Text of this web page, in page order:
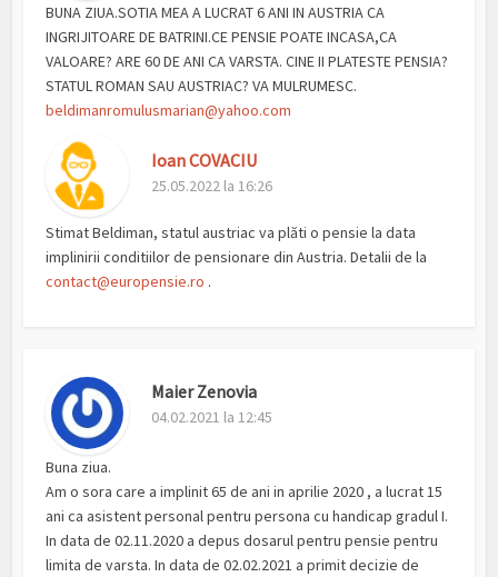
BUNA ZIUA.SOTIA MEA A LUCRAT 6 ANI IN AUSTRIA CA
INGRIJITOARE DE BATRINI.CE PENSIE POATE INCASA,CA
VALOARE? ARE 60 DE ANI CA VARSTA. CINE II PLATESTE PENSIA?
STATUL ROMAN SAU AUSTRIAC? VA MULRUMESC.
beldimanromulusmarian@yahoo.com
Ioan COVACIU
25.05.2022 la 16:26
Stimat Beldiman, statul austriac va plăti o pensie la data
implinirii conditiilor de pensionare din Austria. Detalii de la
contact@europensie.ro .
Maier Zenovia
04.02.2021 la 12:45
Buna ziua.
Am o sora care a implinit 65 de ani in aprilie 2020 , a lucrat 15
ani ca asistent personal pentru persona cu handicap gradul I.
In data de 02.11.2020 a depus dosarul pentru pensie pentru
limita de varsta. In data de 02.02.2021 a primit decizie de